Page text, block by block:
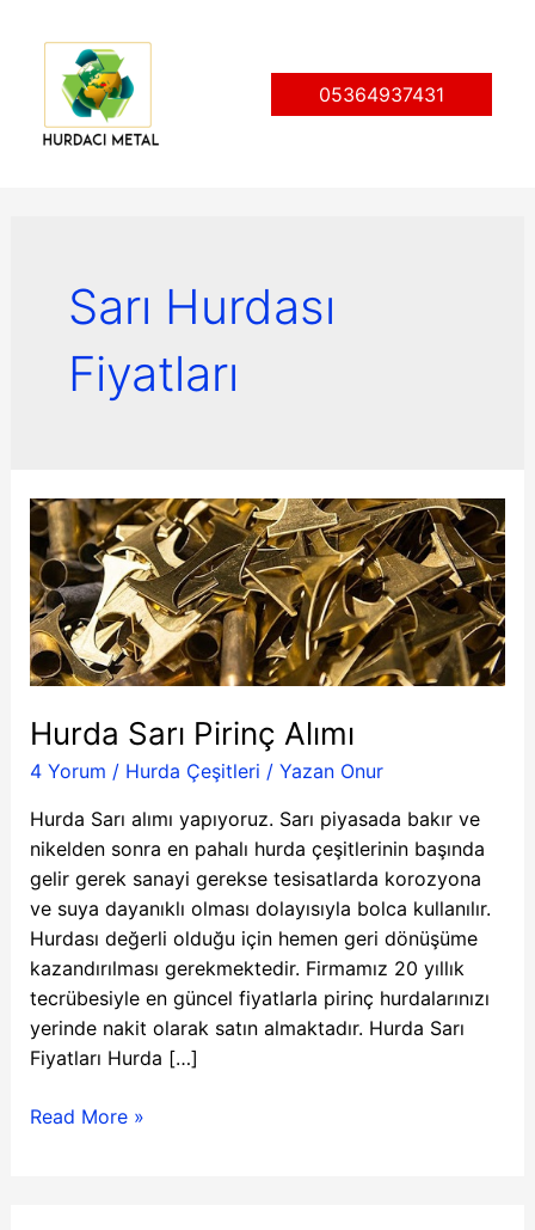
05364937431
Sarı Hurdası
Fiyatları
Hurda Sarı Pirinç Alımı
4 Yorum / Hurda Çeşitleri / Yazan Onur
Hurda Sarı alımı yapıyoruz. Sarı piyasada bakır ve
nikelden sonra en pahalı hurda çeşitlerinin başında
gelir gerek sanayi gerekse tesisatlarda korozyona
ve suya dayanıklı olması dolayısıyla bolca kullanılır.
Hurdası değerli olduğu için hemen geri dönüşüme
kazandırılması gerekmektedir. Firmamız 20 yıllık
tecrübesiyle en güncel fiyatlarla pirinç hurdalarınızı
yerinde nakit olarak satın almaktadır. Hurda Sarı
Fiyatları Hurda […]
Hurda
Sarı
Pirinç
Alımı
Read More »